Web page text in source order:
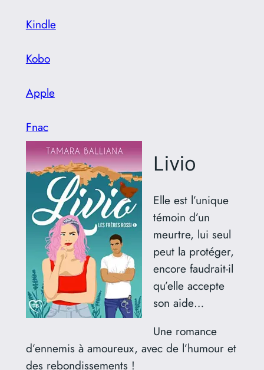
Kindle
Kobo
Apple
Fnac
Livio
Elle est l’unique
témoin d’un
meurtre, lui seul
peut la protéger,
encore faudrait-il
qu’elle accepte
son aide…
Une romance
d’ennemis à amoureux, avec de l’humour et
des rebondissements !